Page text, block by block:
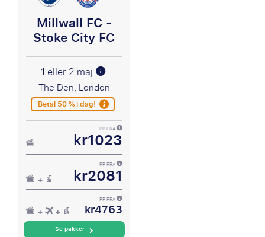
Millwall FC -
Stoke City FC
1 eller 2 maj
The Den, London
Betal 50 % i dag!
PP FRA
kr1023
PP FRA
kr2081
PP FRA
kr4763
Se pakker